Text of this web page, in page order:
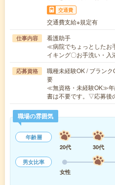
交通費
交通費支給※規定有
仕事内容
看護助手
≪病院でちょっとしたお
イキング〇お手洗い・
応募資格
職種未経験OK / ブラン
要
≪無資格・未経験OK≫
書は不要です。▽応募後
職場の雰囲気
年齢層
20代
30代
男女比率
女性